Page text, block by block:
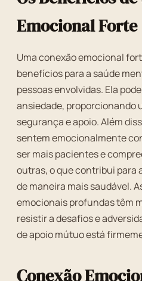
Emocional Forte
Uma conexão emocional
benefícios para a saúde
pessoas envolvidas. Ela
ansiedade, proporcionando
segurança e apoio. Além
sentem emocionalmente
ser mais pacientes e
outras, o que contribui para
de maneira mais saudável.
emocionais profundas têm
resistir a desafios e
de apoio mútuo está
Conexão